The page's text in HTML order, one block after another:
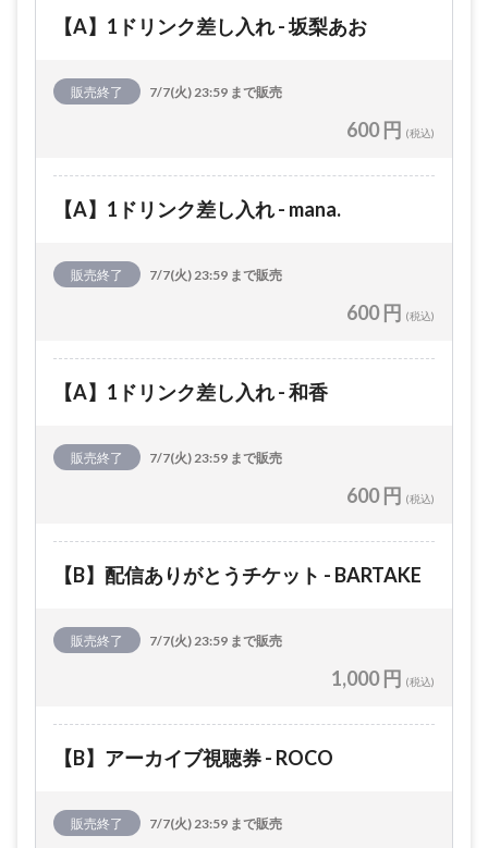
【A】1ドリンク差し入れ - 坂梨あお
販売終了 7/7(火) 23:59 まで販売
600 円 (税込)
【A】1ドリンク差し入れ - mana.
販売終了 7/7(火) 23:59 まで販売
600 円 (税込)
【A】1ドリンク差し入れ - 和香
販売終了 7/7(火) 23:59 まで販売
600 円 (税込)
【B】配信ありがとうチケット - BARTAKE
販売終了 7/7(火) 23:59 まで販売
1,000 円 (税込)
【B】アーカイブ視聴券 - ROCO
販売終了 7/7(火) 23:59 まで販売